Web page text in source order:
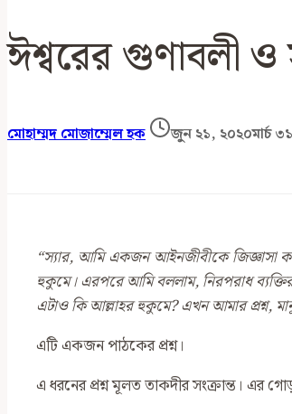
ঈশ্বরের গুণাবলী ও
মোহাম্মদ মোজাম্মেল হক জুন ২১, ২০২০মার্চ
‍“স্যার, আমি একজন আইনজীবীকে জিজ্ঞাসা
হুকুমে। এরপরে আমি বললাম, নিরপরাধ
এটাও কি আল্লাহর হুকুমে?এখন আমার প্রশ্ন,
এটি একজন পাঠকের প্রশ্ন।
এ ধরনের প্রশ্ন মূলত তাকদীর সংক্রান্ত। এর